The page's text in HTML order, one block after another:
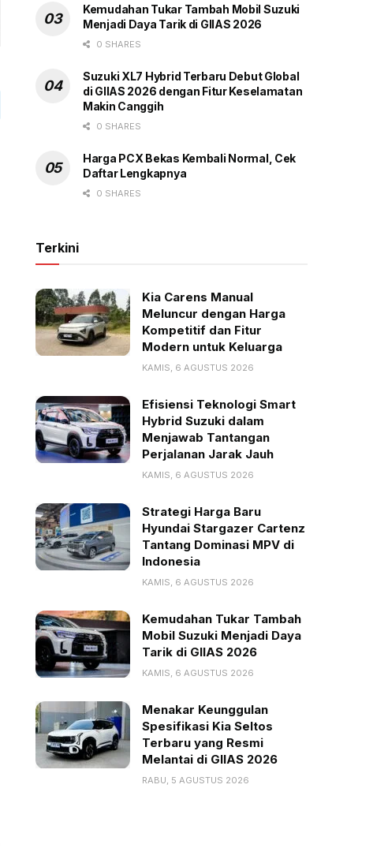
Kemudahan Tukar Tambah Mobil Suzuki
Menjadi Daya Tarik di GIIAS 2026
0 SHARES
Suzuki XL7 Hybrid Terbaru Debut Global
di GIIAS 2026 dengan Fitur Keselamatan
Makin Canggih
0 SHARES
Harga PCX Bekas Kembali Normal, Cek
Daftar Lengkapnya
0 SHARES
Terkini
Kia Carens Manual
Meluncur dengan Harga
Kompetitif dan Fitur
Modern untuk Keluarga
KAMIS, 6 AGUSTUS 2026
Efisiensi Teknologi Smart
Hybrid Suzuki dalam
Menjawab Tantangan
Perjalanan Jarak Jauh
KAMIS, 6 AGUSTUS 2026
Strategi Harga Baru
Hyundai Stargazer Cartenz
Tantang Dominasi MPV di
Indonesia
KAMIS, 6 AGUSTUS 2026
Kemudahan Tukar Tambah
Mobil Suzuki Menjadi Daya
Tarik di GIIAS 2026
KAMIS, 6 AGUSTUS 2026
Menakar Keunggulan
Spesifikasi Kia Seltos
Terbaru yang Resmi
Melantai di GIIAS 2026
RABU, 5 AGUSTUS 2026